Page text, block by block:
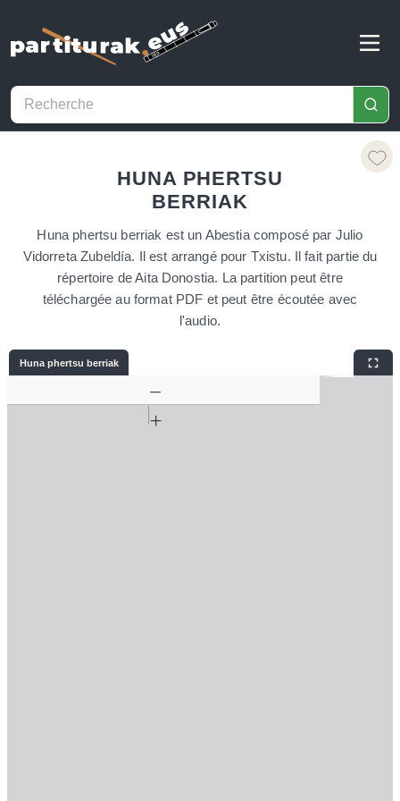
HUNA PHERTSU
BERRIAK
Huna phertsu berriak est un Abestia composé par Julio
Vidorreta Zubeldía. Il est arrangé pour Txistu. Il fait partie du
répertoire de Aita Donostia. La partition peut être
téléchargée au format PDF et peut être écoutée avec
l'audio.
Huna phertsu berriak